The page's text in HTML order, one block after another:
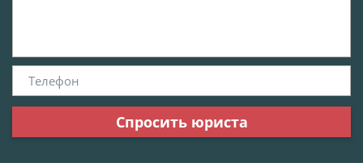
Спросить юриста